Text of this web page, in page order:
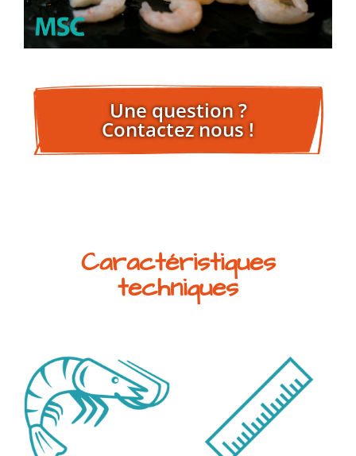
Une question ?
Contactez nous !
Caractéristiques
techniques